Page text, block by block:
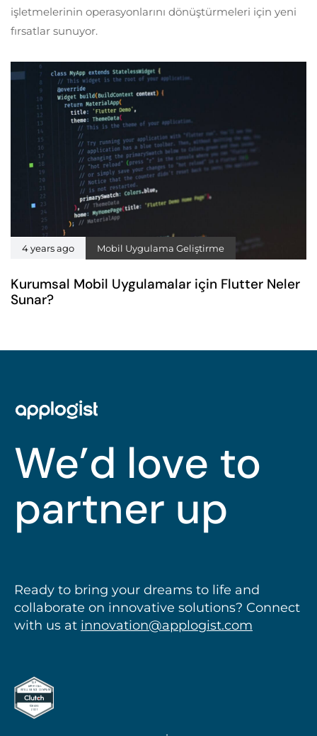
işletmelerinin operasyonlarını dönüştürmeleri için yeni
fırsatlar sunuyor.
4 years ago Mobil Uygulama Geliştirme
Kurumsal Mobil Uygulamalar için Flutter Neler
Sunar?
We’d love to
partner up
Ready to bring your dreams to life and
collaborate on innovative solutions? Connect
with us at innovation@applogist.com